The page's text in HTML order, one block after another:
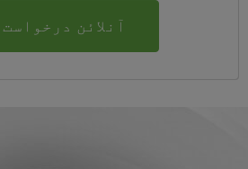
آنلائن